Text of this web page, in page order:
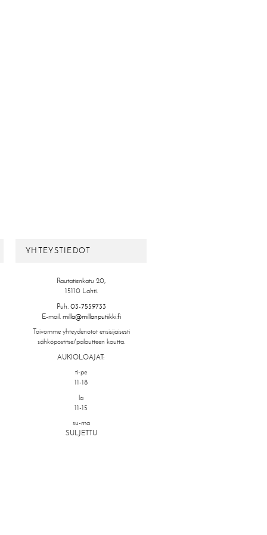
YHTEYSTIEDOT
Rautatienkatu 20,
15110 Lahti.
Puh. 03-7559733
E-mail. milla@millanputiikki.fi
Toivomme yhteydenotot ensisijaisesti
sähköpostitse/palautteen kautta.
AUKIOLOAJAT:
ti-pe
11-18
la
11-15
su-ma
SULJETTU